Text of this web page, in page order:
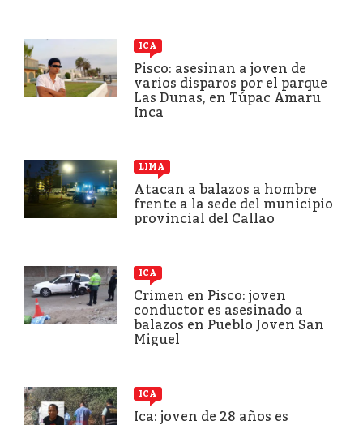
ICA
Pisco: asesinan a joven de
varios disparos por el parque
Las Dunas, en Túpac Amaru
Inca
LIMA
Atacan a balazos a hombre
frente a la sede del municipio
provincial del Callao
ICA
Crimen en Pisco: joven
conductor es asesinado a
balazos en Pueblo Joven San
Miguel
ICA
Ica: joven de 28 años es